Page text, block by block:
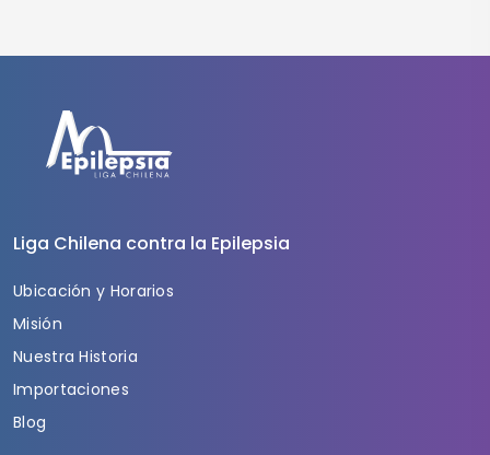
Liga Chilena contra la Epilepsia
Ubicación y Horarios
Misión
Nuestra Historia
Importaciones
Blog